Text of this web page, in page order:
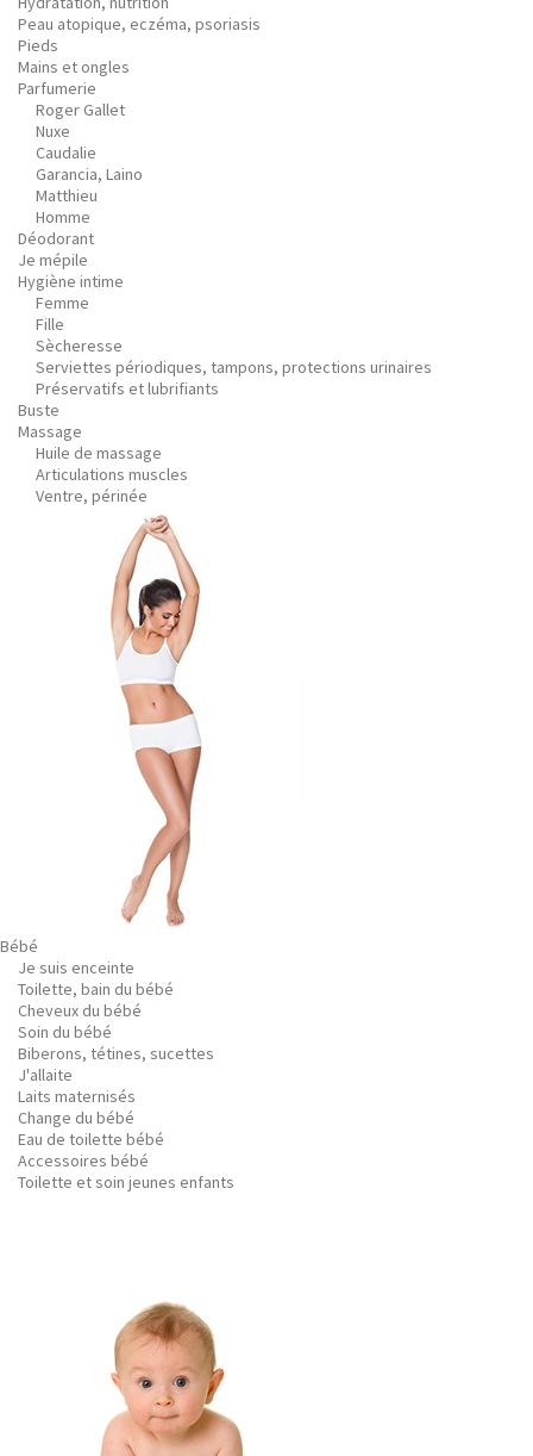
Peau atopique, eczéma, psoriasis
Pieds
Mains et ongles
Parfumerie
Roger Gallet
Nuxe
Caudalie
Garancia, Laino
Matthieu
Homme
Déodorant
Je mépile
Hygiène intime
Femme
Fille
Sècheresse
Serviettes périodiques, tampons, protections urinaires
Préservatifs et lubrifiants
Buste
Massage
Huile de massage
Articulations muscles
Ventre, périnée
Bébé
Je suis enceinte
Toilette, bain du bébé
Cheveux du bébé
Soin du bébé
Biberons, tétines, sucettes
J'allaite
Laits maternisés
Change du bébé
Eau de toilette bébé
Accessoires bébé
Toilette et soin jeunes enfants